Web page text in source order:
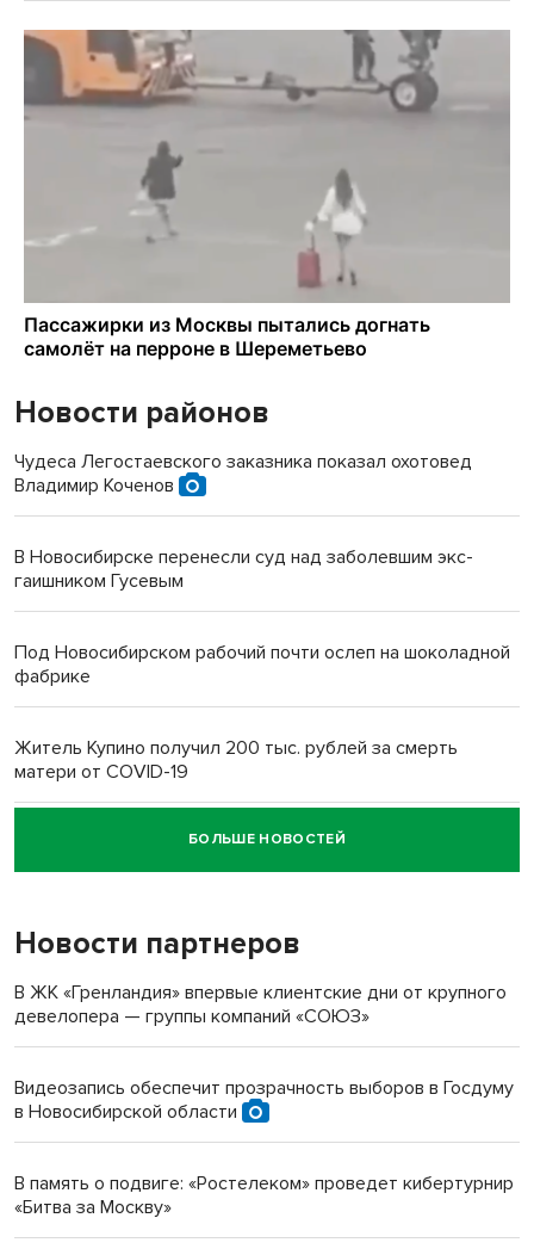
Новости районов
Чудеса Легостаевского заказника показал охотовед
Владимир Коченов
В Новосибирске перенесли суд над заболевшим экс-
гаишником Гусевым
Под Новосибирском рабочий почти ослеп на шоколадной
фабрике
Житель Купино получил 200 тыс. рублей за смерть
матери от COVID-19
Новосибирский суд наказал водителя за смерть
пенсионерки на вокзале
«Мы живём на пастбище!»: в новосибирском селе лошади
терроризируют жителей
Инвалид получил условный срок за избиение врачей
Новосибирский преподаватель с женой вошли в топ-16
Обновлённое отделение ВТБ открылось в Искитиме
БОЛЬШЕ НОВОСТЕЙ
Новости партнеров
В ЖК «Гренландия» впервые клиентские дни от крупного
девелопера — группы компаний «СОЮЗ»
Видеозапись обеспечит прозрачность выборов в Госдуму
в Новосибирской области
В память о подвиге: «Ростелеком» проведет кибертурнир
«Битва за Москву»